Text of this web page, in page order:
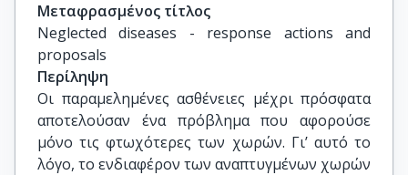
Μεταφρασμένος τίτλος
Neglected diseases - response actions and
proposals
Περίληψη
Οι παραμελημένες ασθένειες μέχρι πρόσφατα
αποτελούσαν ένα πρόβλημα που αφορούσε
μόνο τις φτωχότερες των χωρών. Γι’ αυτό το
λόγο, το ενδιαφέρον των αναπτυγμένων χωρών